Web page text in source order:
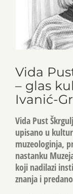
Vida
– glas
Ivanić-
Vida Pust
upisano u
muzeologinja,
nastanku
koji nadilazi
znanja i